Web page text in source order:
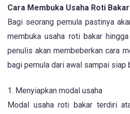
Cara Membuka Usaha Roti
Bagi seorang pemula pastinya
membuka usaha roti bakar
penulis akan membeberkan cara
bagi pemula dari awal sampai siap
1. Menyiapkan modal usaha
Modal usaha roti bakar terdiri